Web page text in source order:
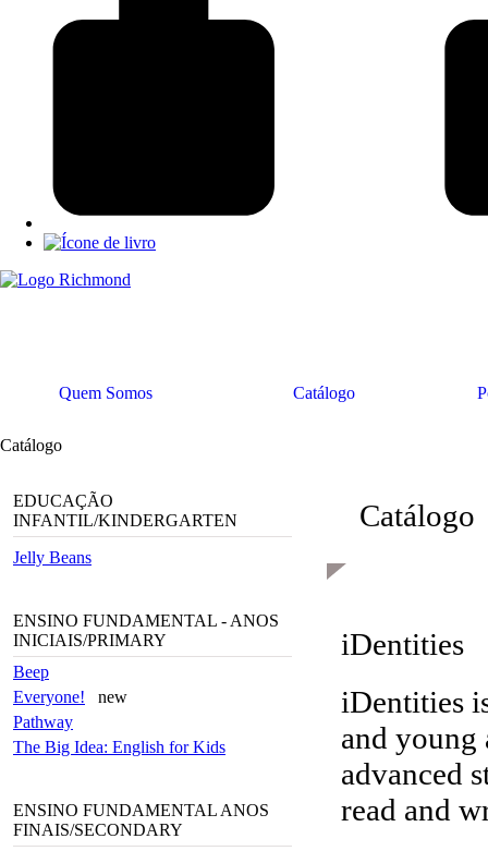
Quem Somos Catálogo
Catálogo
EDUCAÇÃO
INFANTIL/KINDERGARTEN
Jelly Beans
ENSINO FUNDAMENTAL - ANOS
INICIAIS/PRIMARY
Beep
Everyone! new
Pathway
The Big Idea: English for Kids
ENSINO FUNDAMENTAL ANOS
FINAIS/SECONDARY
Catálogo
iDentities
iDentities
and young
advanced
read and